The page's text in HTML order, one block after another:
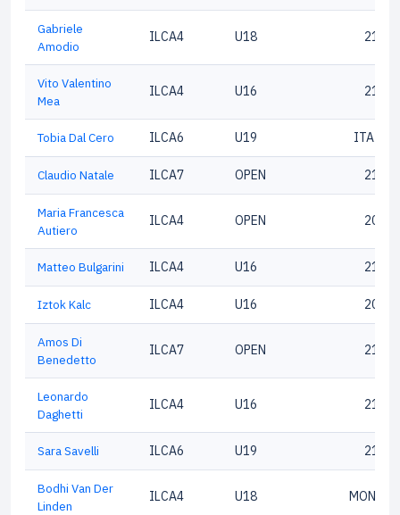
Gabriele
Amodio
ILCA4 U18
Vito Valentino
Mea
ILCA4 U16
Tobia Dal Cero ILCA6 U19
Claudio Natale ILCA7 OPEN
Maria Francesca
Autiero
ILCA4 OPEN
Matteo Bulgarini ILCA4 U16
Iztok Kalc ILCA4 U16
Amos Di
Benedetto
ILCA7 OPEN
Leonardo
Daghetti
ILCA4 U16
Sara Savelli ILCA6 U19
Bodhi Van Der
Linden
ILCA4 U18 MON